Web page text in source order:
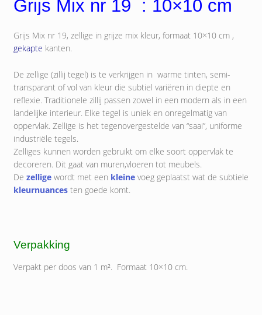
Grijs Mix nr 19 : 10×10 cm
Grijs Mix nr 19, zellige in grijze mix kleur, formaat 10×10 cm ,
gekapte kanten.
De zellige (zillij tegel) is te verkrijgen in warme tinten, semi-
transparant of vol van kleur die subtiel variëren in diepte en
reflexie. Traditionele zillij passen zowel in een modern als in een
landelijke interieur. Elke tegel is uniek en onregelmatig van
oppervlak. Zellige is het tegenovergestelde van “saai”, uniforme
industriële tegels.
Zelliges kunnen worden gebruikt om elke soort oppervlak te
decoreren. Dit gaat van muren,vloeren tot meubels.
De zelligewordt met een kleinevoeg geplaatst wat de subtiele
kleurnuancesten goede komt.
Verpakking
Verpakt per doos van 1 m². Formaat 10×10 cm.